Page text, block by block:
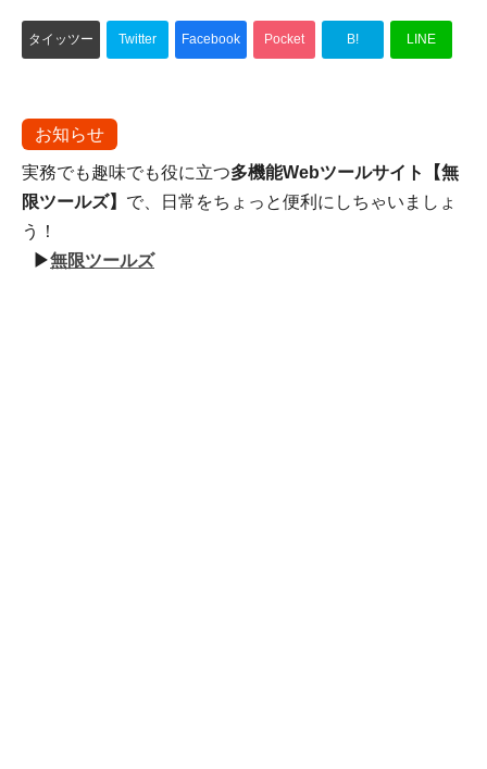
タイッツー Twitter Facebook Pocket B! LINE
お知らせ
実務でも趣味でも役に立つ多機能Webツールサイト【無
限ツールズ】 で、日常をちょっと便利にしちゃいましょ
う！
▶無限ツールズ